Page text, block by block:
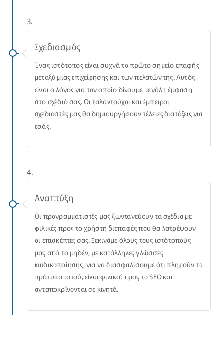
3.
Σχεδιασμός
Ένας ιστότοπος είναι συχνά το πρώτο σημείο επαφής
μεταξύ μιας επιχείρησης και των πελατών της. Αυτός
είναι ο λόγος για τον οποίο δίνουμε μεγάλη έμφαση
στο σχέδιό σας. Οι ταλαντούχοι και έμπειροι
σχεδιαστές μας θα δημιουργήσουν τέλειες διατάξεις για
εσάς.
4.
Αναπτύξη
Οι προγραμματιστές μας ζωντανεύουν τα σχέδια με
φιλικές προς το χρήστη διεπαφές που θα λατρέψουν
οι επισκέπτες σας. Ξεκινάμε όλους τους ιστότοπούς
μας από το μηδέν, με κατάλληλες γλώσσες
κωδικοποίησης, για να διασφαλίσουμε ότι πληρούν τα
πρότυπα ιστού, είναι φιλικοί προς το SEO και
ανταποκρίνονται σε κινητά.